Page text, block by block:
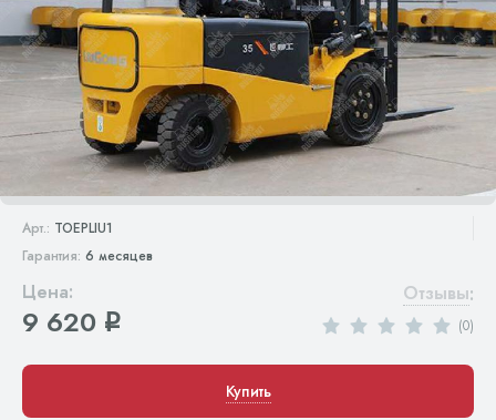
Арт.: TOEPLIU1
Гарантия: 6 месяцев
Цена:
9 620 q
Отзывы:
(0)
Купить